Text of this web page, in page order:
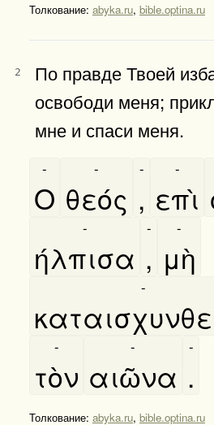
Толкование: abyka.ru, bible.optina.ru
2
По правде Твоей
освободи меня;
мне и спаси меня.
Ο
-
θεός
-
,
-
επὶ
-
ήλπισα
-
,
-
μὴ
-
-
τὸν
-
αιῶνα
-
.
-
Толкование: abyka.ru, bible.optina.ru